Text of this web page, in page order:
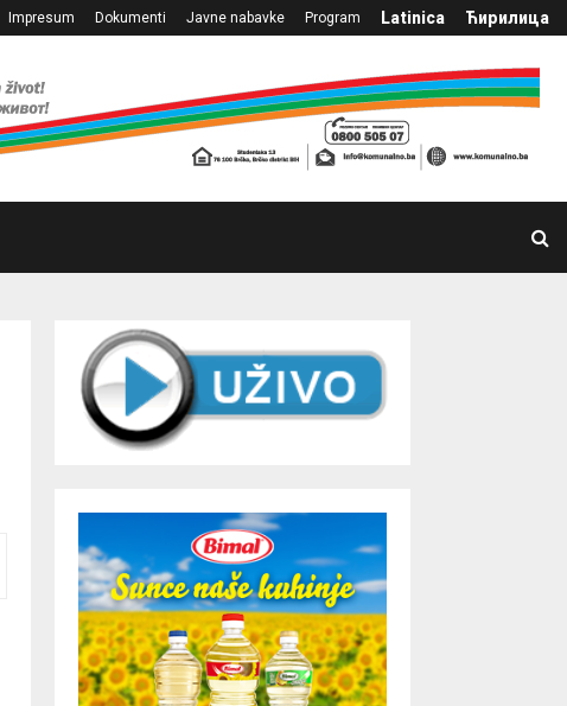
Impresum Dokumenti Javne nabavke Program Latinica Ћирилица